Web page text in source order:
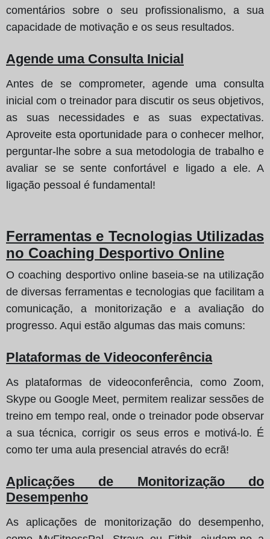
comentários sobre o seu profissionalismo, a sua
capacidade de motivação e os seus resultados.
Agende uma Consulta Inicial
Antes de se comprometer, agende uma consulta
inicial com o treinador para discutir os seus objetivos,
as suas necessidades e as suas expectativas.
Aproveite esta oportunidade para o conhecer melhor,
perguntar-lhe sobre a sua metodologia de trabalho e
avaliar se se sente confortável e ligado a ele. A
ligação pessoal é fundamental!
Ferramentas e Tecnologias Utilizadas
no Coaching Desportivo Online
O coaching desportivo online baseia-se na utilização
de diversas ferramentas e tecnologias que facilitam a
comunicação, a monitorização e a avaliação do
progresso. Aqui estão algumas das mais comuns:
Plataformas de Videoconferência
As plataformas de videoconferência, como Zoom,
Skype ou Google Meet, permitem realizar sessões de
treino em tempo real, onde o treinador pode observar
a sua técnica, corrigir os seus erros e motivá-lo. É
como ter uma aula presencial através do ecrã!
Aplicações de Monitorização do
Desempenho
As aplicações de monitorização do desempenho,